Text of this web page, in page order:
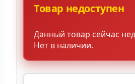
Товар недоступен
Данный товар сейчас
Нет в наличии.